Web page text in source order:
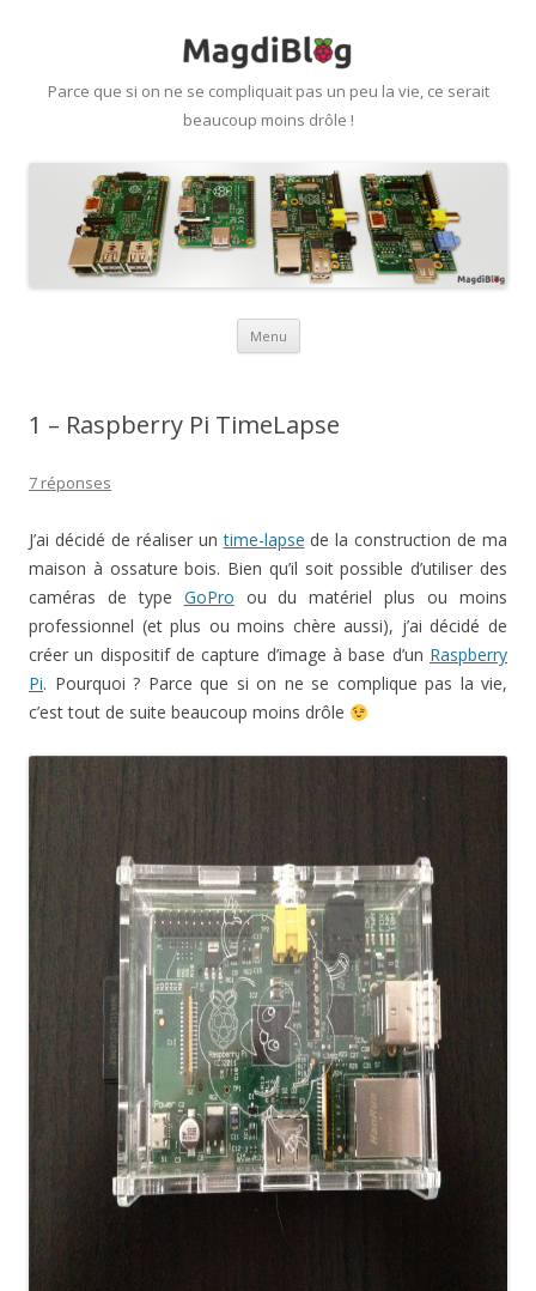
Parce que si on ne se compliquait pas un peu la vie, ce serait
beaucoup moins drôle !
Menu Aller
1 – Raspberry Pi TimeLapse
7 réponses
J’ai décidé de réaliser untime-lapse de la construction de ma
maison à ossature bois. Bien qu’il soit possible d’utiliser des
caméras de type GoPro ou du matériel plus ou moins
professionnel (et plus ou moins chère aussi), j’ai décidé de
créer un dispositif de capture d’image à base d’un Raspberry
Pi. Pourquoi ? Parce que si on ne se complique pas la vie,
c’est tout de suite beaucoup moins drôle